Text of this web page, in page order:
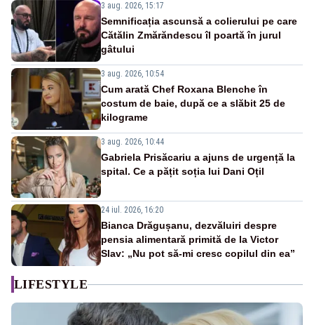
3 aug. 2026, 15:17
Semnificația ascunsă a colierului pe care
Cătălin Zmărăndescu îl poartă în jurul
gâtului
3 aug. 2026, 10:54
Cum arată Chef Roxana Blenche în
costum de baie, după ce a slăbit 25 de
kilograme
3 aug. 2026, 10:44
Gabriela Prisăcariu a ajuns de urgență la
spital. Ce a pățit soția lui Dani Oțil
24 iul. 2026, 16:20
Bianca Drăgușanu, dezvăluiri despre
pensia alimentară primită de la Victor
Slav: „Nu pot să-mi cresc copilul din ea”
LIFESTYLE